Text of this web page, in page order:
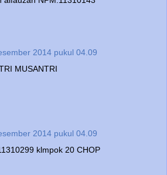
2014 pukul 04.09
MUSANTRI
2014 pukul 04.09
klmpok 20 CHOP